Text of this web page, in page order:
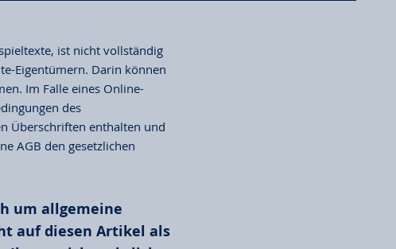
ist nicht vollständig
Eigentümern. Darin können
Im Falle eines Online-
des
Überschriften enthalten und
AGB den gesetzlichen
um allgemeine
auf diesen Artikel als